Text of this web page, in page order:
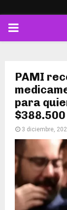
PRIMARY
PAMI
para
$388.500
3 diciembre,